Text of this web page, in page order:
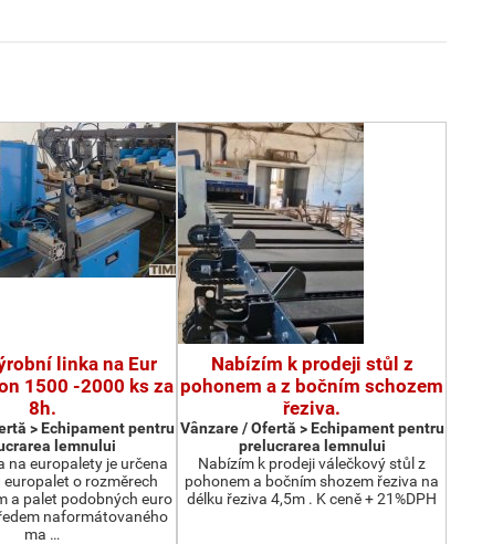
linka na Eur
1500 -2000 ks za
8h.
> Echipament pentru
lemnului
na europalety je určena
europalet o rozměrech
a palet podobných euro
naformátovaného
ma …
Nabízím k prodeji stůl z
pohonem a z bočním schozem
řeziva.
Vânzare / Ofertă > Echipament pentru
prelucrarea lemnului
Nabízím k prodeji válečkový stůl z
pohonem a bočním shozem řeziva na
délku řeziva 4,5m . K ceně + 21%DPH